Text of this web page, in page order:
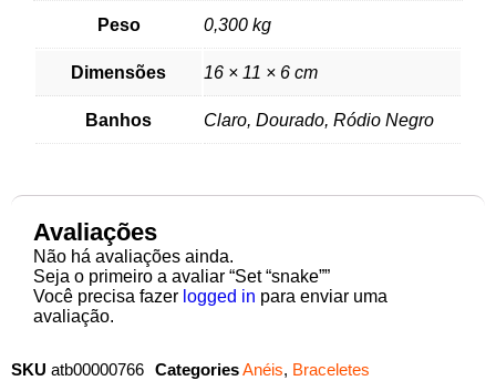
Peso 0,300 kg
Dimensões 16 × 11 × 6 cm
Banhos Claro, Dourado, Ródio Negro
Avaliações
Não há avaliações ainda.
Seja o primeiro a avaliar “Set “snake””
Você precisa fazer logged in para enviar uma
avaliação.
SKU atb00000766 CategoriesAnéis, Braceletes